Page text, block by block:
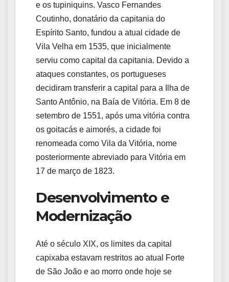
e os tupiniquins. Vasco Fernandes
Coutinho, donatário da capitania do
Espírito Santo, fundou a atual cidade de
Vila Velha em 1535, que inicialmente
serviu como capital da capitania. Devido a
ataques constantes, os portugueses
decidiram transferir a capital para a Ilha de
Santo Antônio, na Baía de Vitória. Em 8 de
setembro de 1551, após uma vitória contra
os goitacás e aimorés, a cidade foi
renomeada como Vila da Vitória, nome
posteriormente abreviado para Vitória em
17 de março de 1823.
Desenvolvimento e
Modernização
Até o século XIX, os limites da capital
capixaba estavam restritos ao atual Forte
de São João e ao morro onde hoje se